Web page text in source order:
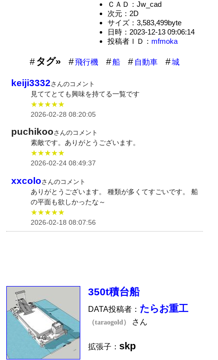
ＣＡＤ：Jw_cad
次元：2D
サイズ：3,583,499byte
日時：2023-12-13 09:06:14
投稿者ＩＤ： mfmoka
タグ» 飛行機 船 自動車 城
keiji3332さんのコメント
見ててとても興味を持てる一覧です
★★★★★
2026-02-28 08:20:05
puchikooさんのコメント
素敵です。ありがとうございます。
★★★★★
2026-02-24 08:49:37
xxcoloさんのコメント
ありがとうございます。 種類が多くてすごいです。 船
の平面も欲しかったな～
★★★★★
2026-02-18 08:07:56
350t積台船
DATA投稿者： たらお重工
（taraogold） さん
拡張子：skp